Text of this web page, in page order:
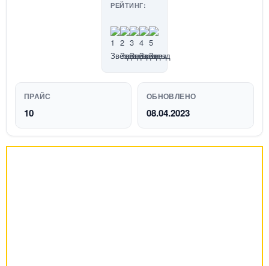
РЕЙТИНГ:
ПРАЙС
10
ОБНОВЛЕНО
08.04.2023